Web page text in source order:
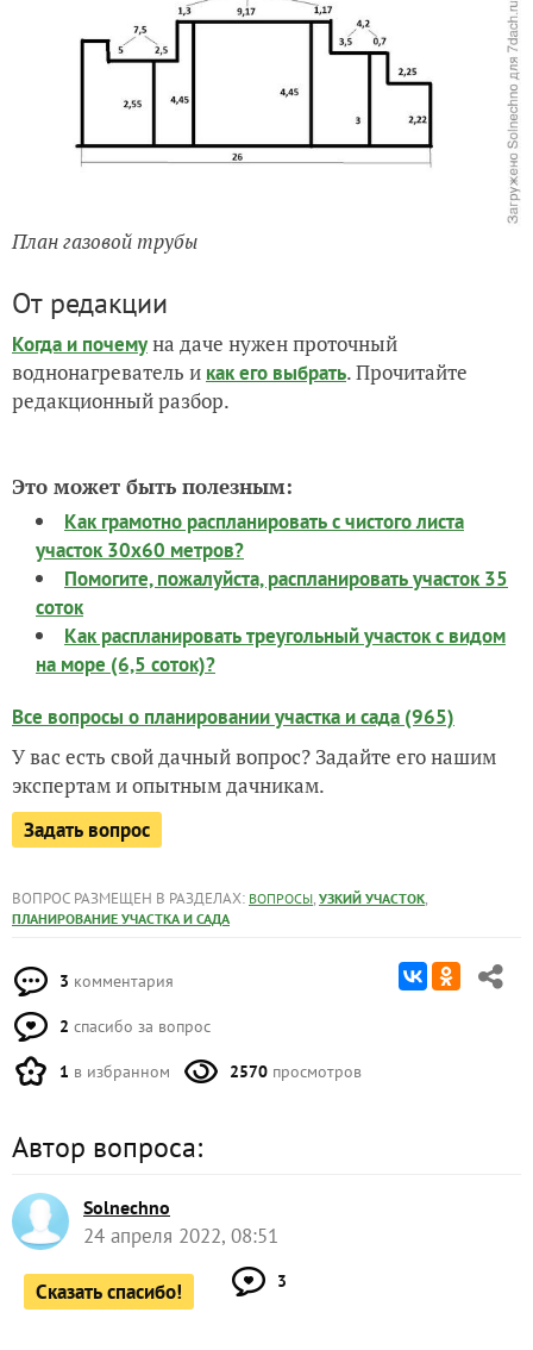
План газовой трубы
От редакции
Когда и почемуна даче нужен проточный
воднонагреватель и как его выбрать. Прочитайте
редакционный разбор.
Это может быть полезным:
Как грамотно распланировать с чистого листа
участок 30х60 метров?
Помогите, пожалуйста, распланировать участок 35
соток
Как распланировать треугольный участок с видом
на море (6,5 соток)?
Все вопросы о планировании участка и сада (965)
У вас есть свой дачный вопрос? Задайте его нашим
экспертам и опытным дачникам.
Задать вопрос
ВОПРОС РАЗМЕЩЕН В РАЗДЕЛАХ: ВОПРОСЫ, УЗКИЙ УЧАСТОК,
ПЛАНИРОВАНИЕ УЧАСТКА И САДА
3 комментария
2 спасибо за вопрос
1 в избранном 2570 просмотров
Автор вопроса:
Solnechno
24 апреля 2022, 08:51
Сказать спасибо! 3